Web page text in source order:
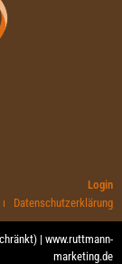
Login
Datenschutzerklärung
| www.ruttmann-
marketing.de